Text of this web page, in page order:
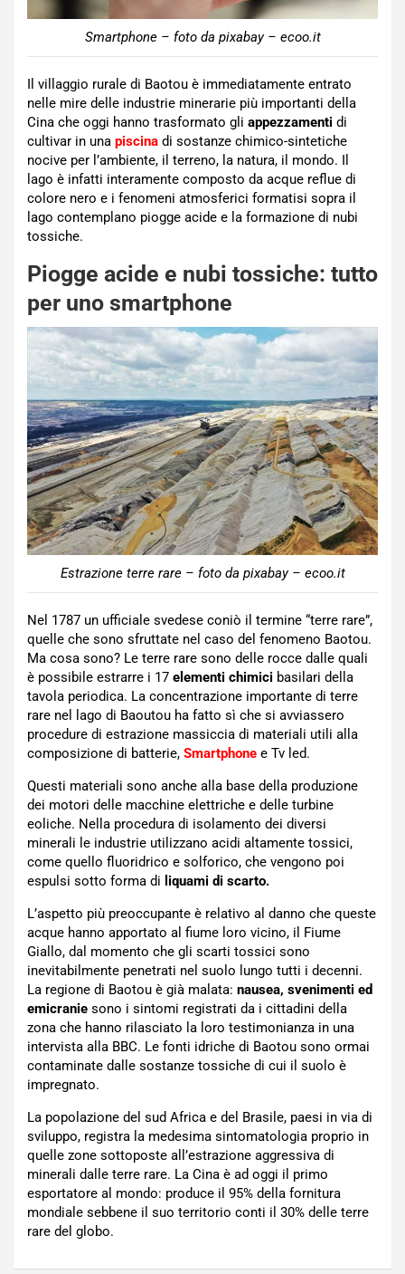
Smartphone – foto da pixabay – ecoo.it
Il villaggio rurale di Baotou è immediatamente entrato
nelle mire delle industrie minerarie più importanti della
Cina che oggi hanno trasformato gli appezzamenti di
cultivar in una piscina di sostanze chimico-sintetiche
nocive per l’ambiente, il terreno, la natura, il mondo. Il
lago è infatti interamente composto da acque reflue di
colore nero e i fenomeni atmosferici formatisi sopra il
lago contemplano piogge acide e la formazione di nubi
tossiche.
Piogge acide e nubi tossiche: tutto
per uno smartphone
Estrazione terre rare – foto da pixabay – ecoo.it
Nel 1787 un ufficiale svedese coniò il termine “terre rare”,
quelle che sono sfruttate nel caso del fenomeno Baotou.
Ma cosa sono? Le terre rare sono delle rocce dalle quali
è possibile estrarre i 17 elementi chimici basilari della
tavola periodica. La concentrazione importante di terre
rare nel lago di Baoutou ha fatto sì che si avviassero
procedure di estrazione massiccia di materiali utili alla
composizione di batterie, Smartphone e Tv led.
Questi materiali sono anche alla base della produzione
dei motori delle macchine elettriche e delle turbine
eoliche. Nella procedura di isolamento dei diversi
minerali le industrie utilizzano acidi altamente tossici,
come quello fluoridrico e solforico, che vengono poi
espulsi sotto forma di liquami di scarto.
L’aspetto più preoccupante è relativo al danno che queste
acque hanno apportato al fiume loro vicino, il Fiume
Giallo, dal momento che gli scarti tossici sono
inevitabilmente penetrati nel suolo lungo tutti i decenni.
La regione di Baotou è già malata: nausea, svenimenti ed
emicranie sono i sintomi registrati da i cittadini della
zona che hanno rilasciato la loro testimonianza in una
intervista alla BBC. Le fonti idriche di Baotou sono ormai
contaminate dalle sostanze tossiche di cui il suolo è
impregnato.
La popolazione del sud Africa e del Brasile, paesi in via di
sviluppo, registra la medesima sintomatologia proprio in
quelle zone sottoposte all’estrazione aggressiva di
minerali dalle terre rare. La Cina è ad oggi il primo
esportatore al mondo: produce il 95% della fornitura
mondiale sebbene il suo territorio conti il 30% delle terre
rare del globo.